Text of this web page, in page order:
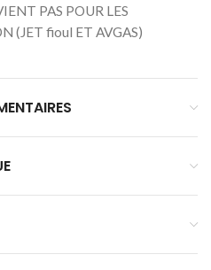
PAS POUR LES
(JET fioul ET AVGAS)